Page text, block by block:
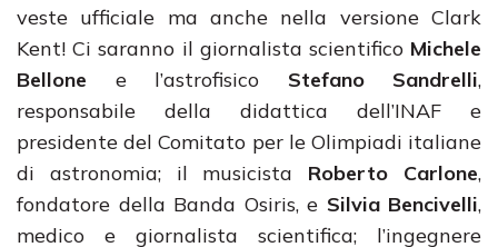
veste ufficiale ma anche nella versione Clark
Kent! Ci saranno il giornalista scientifico Michele
Bellone e l’astrofisico Stefano Sandrelli,
responsabile della didattica dell’INAF e
presidente del Comitato per le Olimpiadi italiane
di astronomia; il musicista Roberto Carlone,
fondatore della Banda Osiris, e Silvia Bencivelli,
medico e giornalista scientifica; l’ingegnere